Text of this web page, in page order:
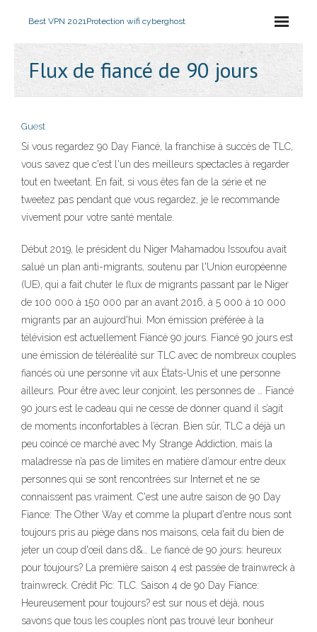
Best VPN 2021Protection wifi cyberghost
Flux de fiancé de 90 jours
Guest
Si vous regardez 90 Day Fiancé, la franchise à succès de TLC,
vous savez que c'est l'un des meilleurs spectacles à regarder
tout en tweetant. En fait, si vous êtes fan de la série et ne
tweetez pas pendant que vous regardez, je le recommande
vivement pour votre santé mentale.
Début 2019, le président du Niger Mahamadou Issoufou avait
salué un plan anti-migrants, soutenu par l'Union européenne
(UE), qui a fait chuter le flux de migrants passant par le Niger
de 100 000 à 150 000 par an avant 2016, à 5 000 à 10 000
migrants par an aujourd'hui. Mon émission préférée à la
télévision est actuellement Fiancé 90 jours. Fiancé 90 jours est
une émission de téléréalité sur TLC avec de nombreux couples
fiancés où une personne vit aux États-Unis et une personne
ailleurs. Pour être avec leur conjoint, les personnes de … Fiancé
90 jours est le cadeau qui ne cesse de donner quand il s’agit
de moments inconfortables à l’écran. Bien sûr, TLC a déjà un
peu coincé ce marché avec My Strange Addiction, mais la
maladresse n’a pas de limites en matière d’amour entre deux
personnes qui se sont rencontrées sur Internet et ne se
connaissent pas vraiment. C'est une autre saison de 90 Day
Fiance: The Other Way et comme la plupart d'entre nous sont
toujours pris au piège dans nos maisons, cela fait du bien de
jeter un coup d'œil dans d&… Le fiancé de 90 jours: heureux
pour toujours? La première saison 4 est passée de trainwreck à
trainwreck. Crédit Pic: TLC. Saison 4 de 90 Day Fiance:
Heureusement pour toujours? est sur nous et déjà, nous
savons que tous les couples n’ont pas trouvé leur bonheur